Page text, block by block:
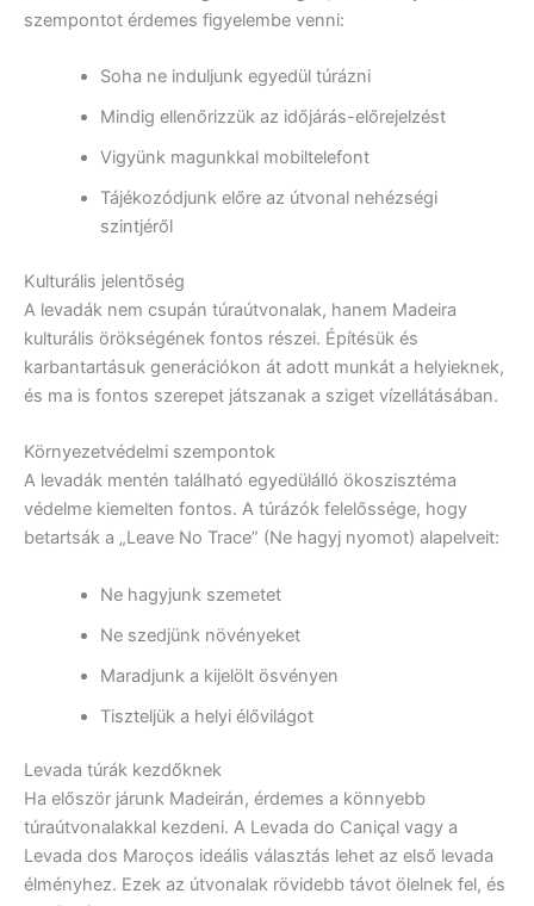
szempontot érdemes figyelembe venni:
Soha ne induljunk egyedül túrázni
Mindig ellenőrizzük az időjárás-előrejelzést
Vigyünk magunkkal mobiltelefont
Tájékozódjunk előre az útvonal nehézségi
szintjéről
Kulturális jelentőség
A levadák nem csupán túraútvonalak, hanem Madeira
kulturális örökségének fontos részei. Építésük és
karbantartásuk generációkon át adott munkát a helyieknek,
és ma is fontos szerepet játszanak a sziget vízellátásában.
Környezetvédelmi szempontok
A levadák mentén található egyedülálló ökoszisztéma
védelme kiemelten fontos. A túrázók felelőssége, hogy
betartsák a „Leave No Trace” (Ne hagyj nyomot) alapelveit:
Ne hagyjunk szemetet
Ne szedjünk növényeket
Maradjunk a kijelölt ösvényen
Tiszteljük a helyi élővilágot
Levada túrák kezdőknek
Ha először járunk Madeirán, érdemes a könnyebb
túraútvonalakkal kezdeni. A Levada do Caniçal vagy a
Levada dos Maroços ideális választás lehet az első levada
élményhez. Ezek az útvonalak rövidebb távot ölelnek fel, és